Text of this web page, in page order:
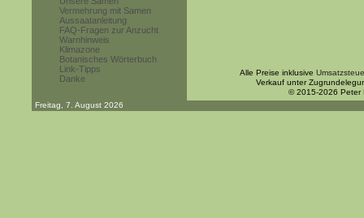
Vermehrung mit Samen
Aussaatanleitung
FAQ-Fragen zur Anzucht
Warnhinweis
Klimazone
Botanisches Wörterbuch
Link-Tipps
Danke
Alle Preise inklusive
Verkauf unter
© 2015-2026 Peter
Freitag, 7. August 2026